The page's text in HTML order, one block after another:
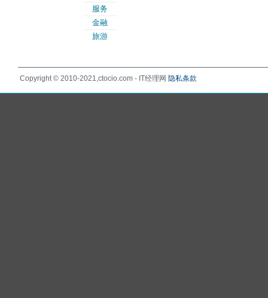
服务
金融
旅游
Copyright © 2010-2021,ctocio.com - IT经理网 隐私条款